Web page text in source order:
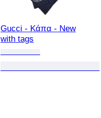
Gucci - Κάπα - New
with tags